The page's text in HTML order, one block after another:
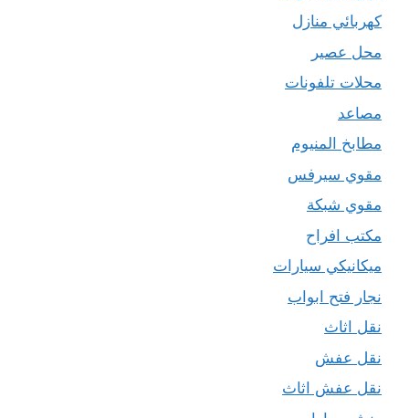
كهربائي منازل
محل عصير
محلات تلفونات
مصاعد
مطابخ المنيوم
مقوي سيرفس
مقوي شبكة
مكتب افراح
ميكانيكي سيارات
نجار فتح ابواب
نقل اثاث
نقل عفش
نقل عفش اثاث